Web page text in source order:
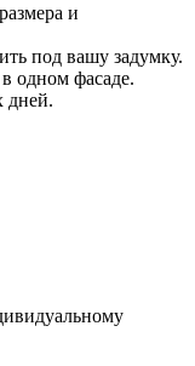
и
под вашу задумку.
одном фасаде.
дней.